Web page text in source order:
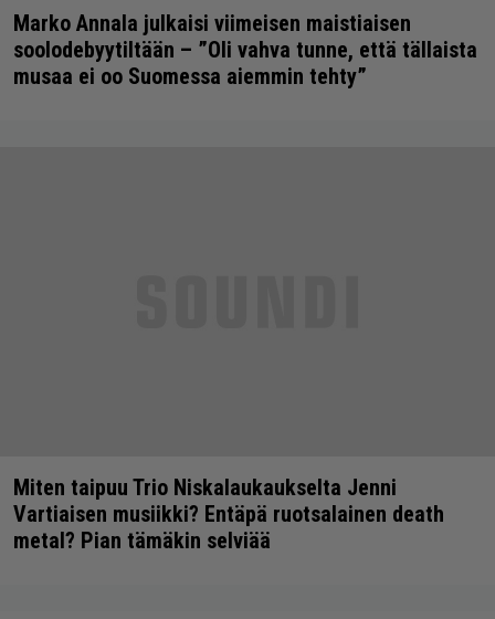
Marko Annala julkaisi viimeisen maistiaisen
soolodebyytiltään – ”Oli vahva tunne, että tällaista
musaa ei oo Suomessa aiemmin tehty”
Miten taipuu Trio Niskalaukaukselta Jenni
Vartiaisen musiikki? Entäpä ruotsalainen death
metal? Pian tämäkin selviää